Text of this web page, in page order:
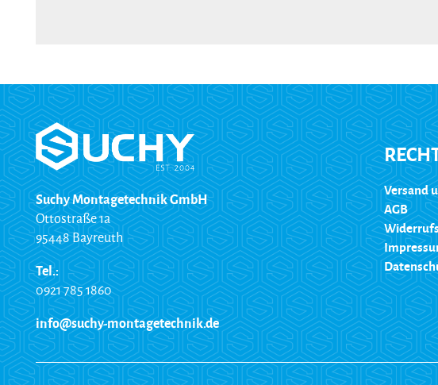
Suchy Montagetechnik GmbH
Ottostraße 1a
95448 Bayreuth
Tel.:
0921 785 1860
info@suchy-montagetechnik.de
Versand
AGB